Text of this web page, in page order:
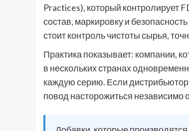
Practices), который контролирует
состав, маркировку и
стоит контроль чистоты сырья,
Практика показывает: компании,
в нескольких странах
каждую серию. Если дистрибьютор
повод насторожиться независимо